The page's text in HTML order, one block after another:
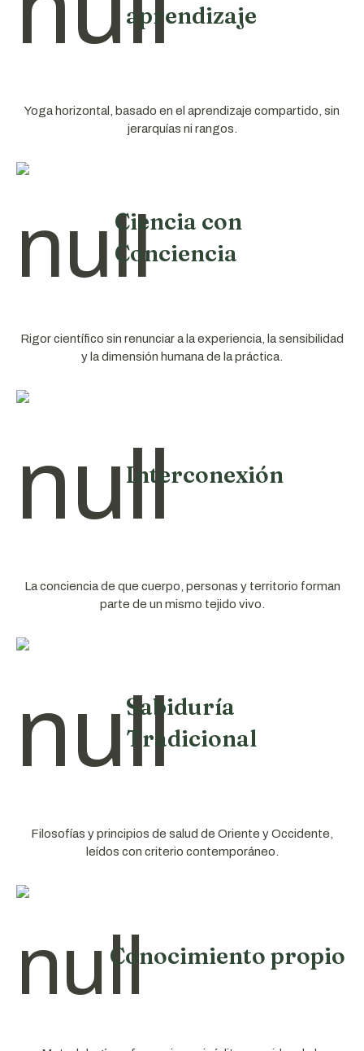
aprendizaje
Yoga horizontal, basado en el aprendizaje compartido, sin
jerarquías ni rangos.
Ciencia con
Conciencia
Rigor científico sin renunciar a la experiencia, la sensibilidad
y la dimensión humana de la práctica.
Interconexión
La conciencia de que cuerpo, personas y territorio forman
parte de un mismo tejido vivo.
Sabiduría
Tradicional
Filosofías y principios de salud de Oriente y Occidente,
leídos con criterio contemporáneo.
Conocimiento propio